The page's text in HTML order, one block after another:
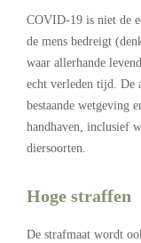
COVID-19 is niet de
de mens bedreigt
waar allerhande
echt verleden tijd. De
bestaande wetgeving
handhaven, inclusief
diersoorten.
Hoge straffen
De strafmaat wordt